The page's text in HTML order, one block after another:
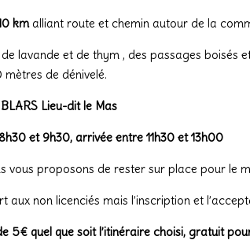
kmalliant route et chemin autour de la
lavande et de thym , des passages boisés
de dénivelé.
Lieu-dit le Mas
et 9h30, arrivée entre 11h30 et 13h00
vous proposons de rester sur place pour le
aux non licenciés mais l’inscription et
5€ quel que soit l’itinéraire choisi, gratuit